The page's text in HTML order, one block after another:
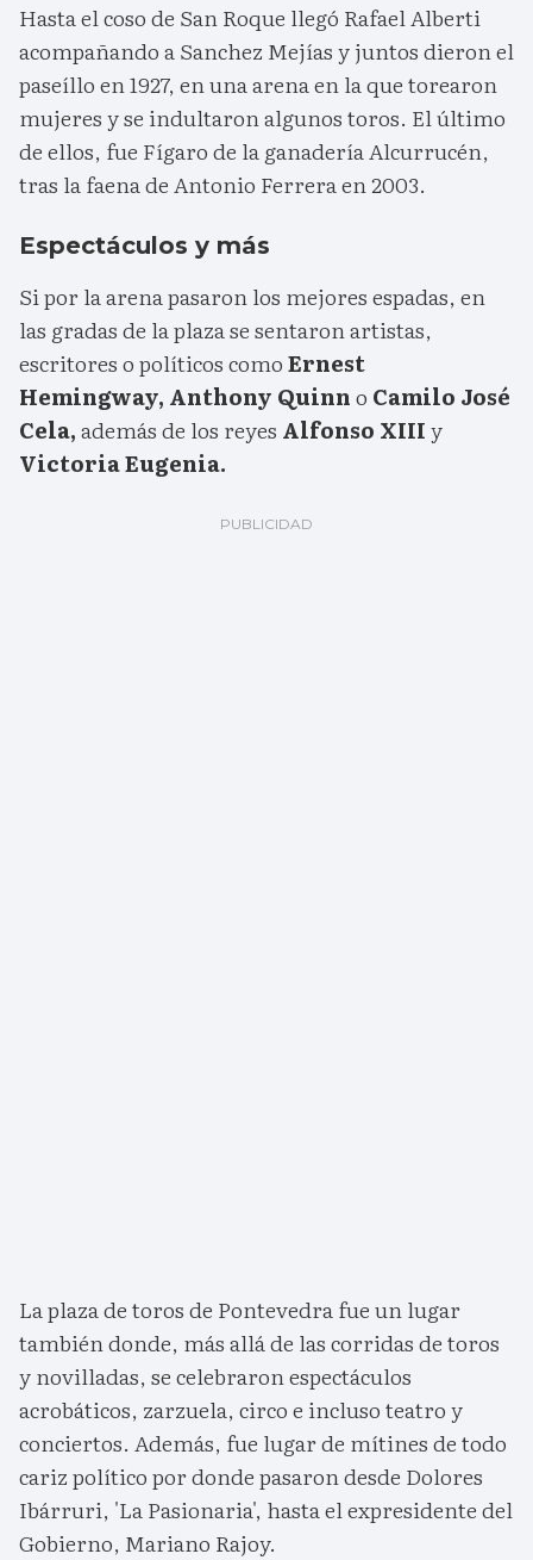
Hasta el coso de San Roque llegó Rafael Alberti
acompañando a Sanchez Mejías y juntos dieron el
paseíllo en 1927, en una arena en la que torearon
mujeres y se indultaron algunos toros. El último
de ellos, fue Fígaro de la ganadería Alcurrucén,
tras la faena de Antonio Ferrera en 2003.
Espectáculos y más
Si por la arena pasaron los mejores espadas, en
las gradas de la plaza se sentaron artistas,
escritores o políticos comoErnest
Hemingway, Anthony Quinno Camilo José
Cela,además de los reyes Alfonso XIIIy
Victoria Eugenia.
La plaza de toros de Pontevedra fue un lugar
también donde, más allá de las corridas de toros
y novilladas, se celebraron espectáculos
acrobáticos, zarzuela, circo e incluso teatro y
conciertos. Además, fue lugar de mítines de todo
cariz político por donde pasaron desde Dolores
Ibárruri, 'La Pasionaria', hasta el expresidente del
Gobierno, Mariano Rajoy.